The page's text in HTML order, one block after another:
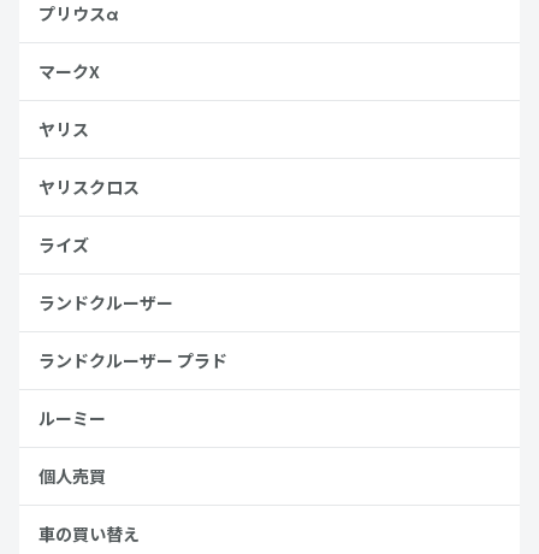
プリウスα
マークX
ヤリス
ヤリスクロス
ライズ
ランドクルーザー
ランドクルーザー プラド
ルーミー
個人売買
車の買い替え